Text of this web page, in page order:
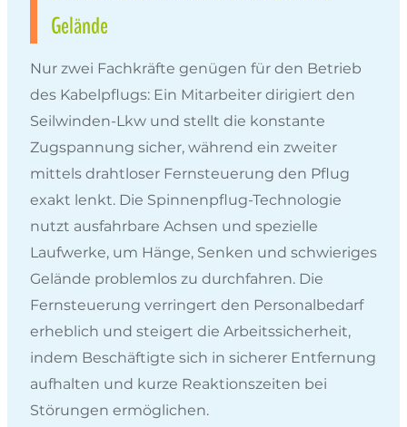
Gelände
Nur zwei Fachkräfte genügen für den Betrieb
des Kabelpflugs: Ein Mitarbeiter dirigiert den
Seilwinden-Lkw und stellt die konstante
Zugspannung sicher, während ein zweiter
mittels drahtloser Fernsteuerung den Pflug
exakt lenkt. Die Spinnenpflug-Technologie
nutzt ausfahrbare Achsen und spezielle
Laufwerke, um Hänge, Senken und schwieriges
Gelände problemlos zu durchfahren. Die
Fernsteuerung verringert den Personalbedarf
erheblich und steigert die Arbeitssicherheit,
indem Beschäftigte sich in sicherer Entfernung
aufhalten und kurze Reaktionszeiten bei
Störungen ermöglichen.